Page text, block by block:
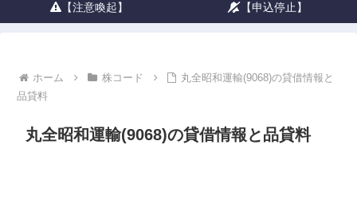
【注意喚起】 【申込停止】
ホーム 株コード
丸全昭和運輸(9068)の貸借情報と
品貸料
丸全昭和運輸(9068)の貸借情報と品貸料